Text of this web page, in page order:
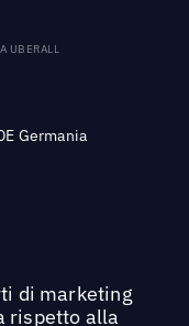
UBERALL
Germania
di marketing
rispetto alla